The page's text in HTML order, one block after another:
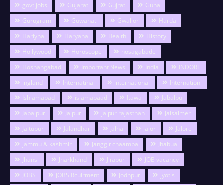
govt.jobs
Gujarat Gujrat
Guna
Gurugram
Guwahati Gwalior
Harda
Hariyna
Haryana Health
History
Hollywood
Horoscope
hosagabade
Hoshangabad
Important News India
INDORE
ingland
Internatinal international
Internationl
Ishlamabad
islamabaad Itawa
Jabalpu
Jabalpur
Jaipur jaipur rajasthan
Jaisalmer
Jaitupur
Jalandhar Jalna jalor
Jalore
jammu & kashmir
Janggir chaampa
Jhabua
Jhansi
Jharkhand Jirapur
JOB vacancy
JOBS
JOBS Rcuirment Jodhpur
jyotis